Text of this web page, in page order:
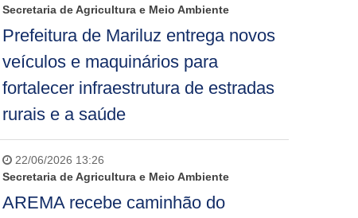
Secretaria de Agricultura e Meio Ambiente
Prefeitura de Mariluz entrega novos
veículos e maquinários para
fortalecer infraestrutura de estradas
rurais e a saúde
22/06/2026 13:26
Secretaria de Agricultura e Meio Ambiente
AREMA recebe caminhão do